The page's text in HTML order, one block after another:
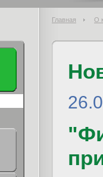
Главная О